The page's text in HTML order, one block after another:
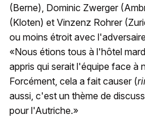
(Berne), Dominic Zwerger
(Kloten) et Vinzenz Rohrer
ou moins étroit avec
«Nous étions tous à l'hôtel
appris qui serait l'équipe face à
Forcément, cela a fait causer (
aussi, c'est un thème de
pour l'Autriche.»